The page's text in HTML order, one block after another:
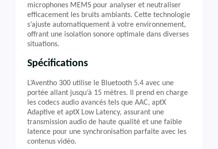
microphones MEMS pour analyser et neutraliser
efficacement les bruits ambiants. Cette technologie
s’ajuste automatiquement à votre environnement,
offrant une isolation sonore optimale dans diverses
situations.
Spécifications
L’Aventho 300 utilise le Bluetooth 5.4 avec une
portée allant jusqu’à 15 mètres. Il prend en charge
les codecs audio avancés tels que AAC, aptX
Adaptive et aptX Low Latency, assurant une
transmission audio de haute qualité et une faible
latence pour une synchronisation parfaite avec les
contenus vidéo.